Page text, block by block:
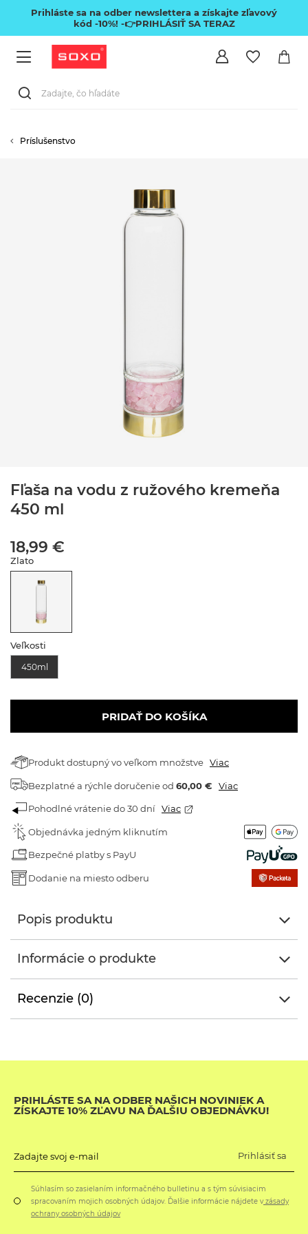
Prihláste sa na odber newslettera a získajte zľavový
kód -10%! -👉PRIHLÁSIŤ SA TERAZ
Príslušenstvo
Fľaša na vodu z ružového kremeňa
450 ml
18,99 €
Zlato
Veľkosti
450ml
PRIDAŤ DO KOŠÍKA
Produkt dostupný vo veľkom množstve Viac
Bezplatné a rýchle doručenieod 60,00 € Viac
Pohodlné vrátenie do 30 dní Viac
Objednávka jedným kliknutím
Bezpečné platby s PayU
Dodanie na miesto odberu
Popis produktu
Informácie o produkte
Recenzie (0)
PRIHLÁSTE SA NA ODBER NAŠICH NOVINIEK A
ZÍSKAJTE 10% ZĽAVU NA ĎALŠIU OBJEDNÁVKU!
Zadajte svoj e-mail Prihlásiť sa
Súhlasím so zasielaním informačného bulletinu a s tým súvisiacim
spracovaním mojich osobných údajov. Ďalšie informácie nájdete vzásady
ochrany osobných údajov